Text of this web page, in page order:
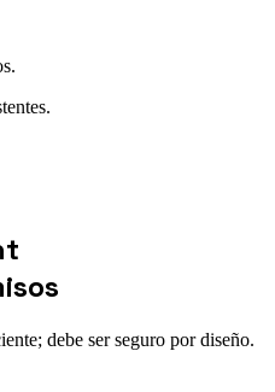
debe ser seguro por diseño.